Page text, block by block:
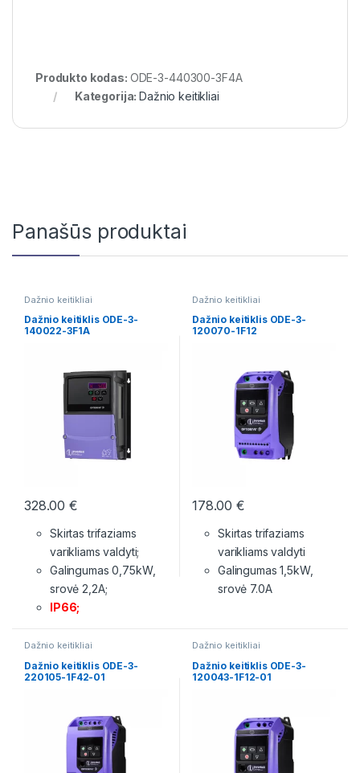
Produkto kodas: ODE-3-440300-3F4A
Kategorija:Dažnio keitikliai
Panašūs produktai
Dažnio keitikliai
Dažnio keitiklis ODE-3-
140022-3F1A
328.00€
Skirtas trifaziams
varikliams valdyti;
Galingumas 0,75kW,
srovė 2,2A;
IP66;
Dažnio keitikliai
Dažnio keitiklis ODE-3-
120070-1F12
178.00€
Skirtas trifaziams
varikliams valdyti
Galingumas 1,5kW,
srovė 7.0A
Dažnio keitikliai
Dažnio keitiklis ODE-3-
220105-1F42-01
Dažnio keitikliai
Dažnio keitiklis ODE-3-
120043-1F12-01